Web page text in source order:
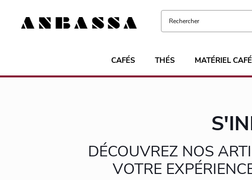
CAFÉS THÉS MATÉRIEL CAFÉ
DÉCOUVREZ NOS
VOTRE